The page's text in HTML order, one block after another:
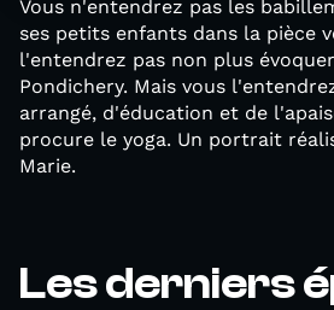
Vous n'entendrez pas les
ses petits enfants dans la pièce
l'entendrez pas non plus
Pondichery. Mais vous
arrangé, d'éducation et de
procure le yoga. Un portrait
Marie.
Les derniers